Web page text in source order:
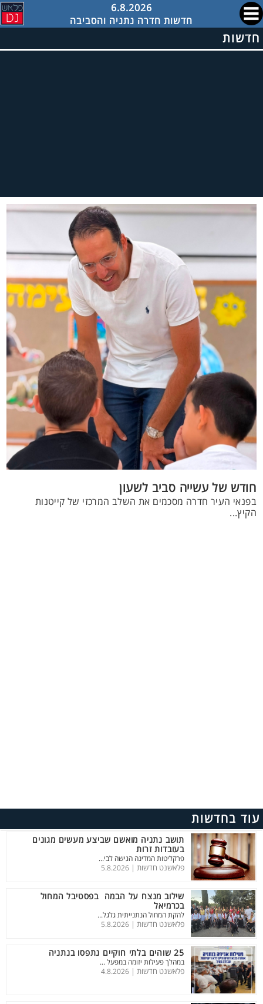
6.8.2026
חדשות חדרה נתניה והסביבה
חדשות
חודש של עשייה סביב לשעון
בפנאי העיר חדרה מסכמים את השלב המרכזי של קייטנות
הקיץ...
עוד בחדשות
תושב נתניה מואשם שביצע מעשים מגונים
בעובדות זרות
פרקליטות המדינה הגישה לבי...
פלאשנט חדשות | 5.8.2026
שילוב מנצח על הבמה בפסטיבל המחול
בכרמיאל
להקת המחול הנתנייתית גלגל...
פלאשנט חדשות | 5.8.2026
25 שוהים בלתי חוקיים נתפסו בנתניה
במהלך פעילות יזומה במפעל ...
פלאשנט חדשות | 4.8.2026